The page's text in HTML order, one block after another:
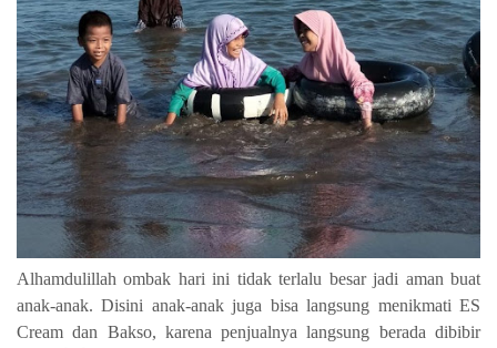
Alhamdulillah ombak hari ini tidak terlalu besar jadi aman buat
anak-anak.Disini anak-anak juga bisa langsung menikmati ES
Cream dan Bakso, karena penjualnya langsung berada dibibir